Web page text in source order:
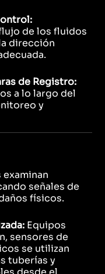
de los fluidos
dirección
de Registro:
a lo largo del
y
señales de
físicos.
Equipos
sensores de
se utilizan
tuberías y